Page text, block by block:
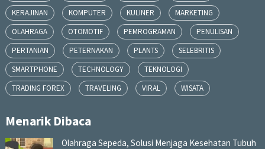
KERAJINAN
KOMPUTER KULINER
MARKETING
OLAHRAGA
OTOMOTIF PEMROGRAMAN
PENULISAN
PERTANIAN
PETERNAKAN PLANTS
SELEBRITIS
SMARTPHONE
TECHNOLOGY
TEKNOLOGI
TRADING FOREX
TRAVELING VIRAL WISATA
Menarik Dibaca
Olahraga Sepeda, Solusi Menjaga Kesehatan Tubuh